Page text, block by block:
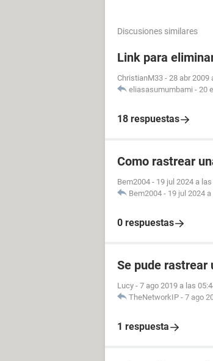
Discusiones similares
Link para
ChristianM33 - 28 abr 2009
eliasasumumbami - 20
18 respuestas
Como rastrear
Bem2004 - 19 jul 2024 a
Bem2004 - 19 jul 2024
0 respuestas
Se pude rastrear
Lucy - 7 ago 2019 a las
TheNetworkIP - 7 ago
1 respuesta